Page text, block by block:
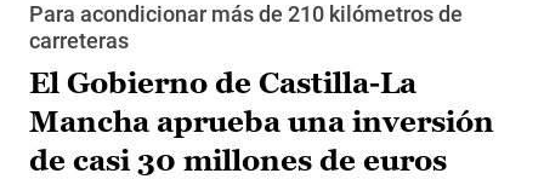
Para acondicionar más de 210 kilómetros de
carreteras
El Gobierno de Castilla-La
Mancha aprueba una inversión
de casi 30 millones de euros